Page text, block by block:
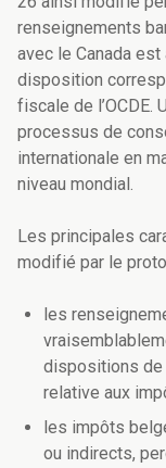
renseignements
avec le Canada
disposition
fiscale de l’OCDE.
processus de
internationale en
niveau mondial.
Les principales
modifié par le
les
dispositions de
relative aux
les impôts
ou indirects,